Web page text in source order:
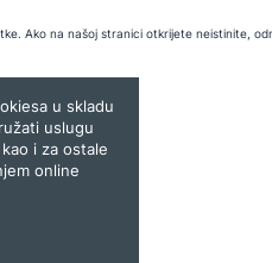
Ako na našoj stranici otkrijete neistinite,
u skladu
uslugu
i za ostale
online